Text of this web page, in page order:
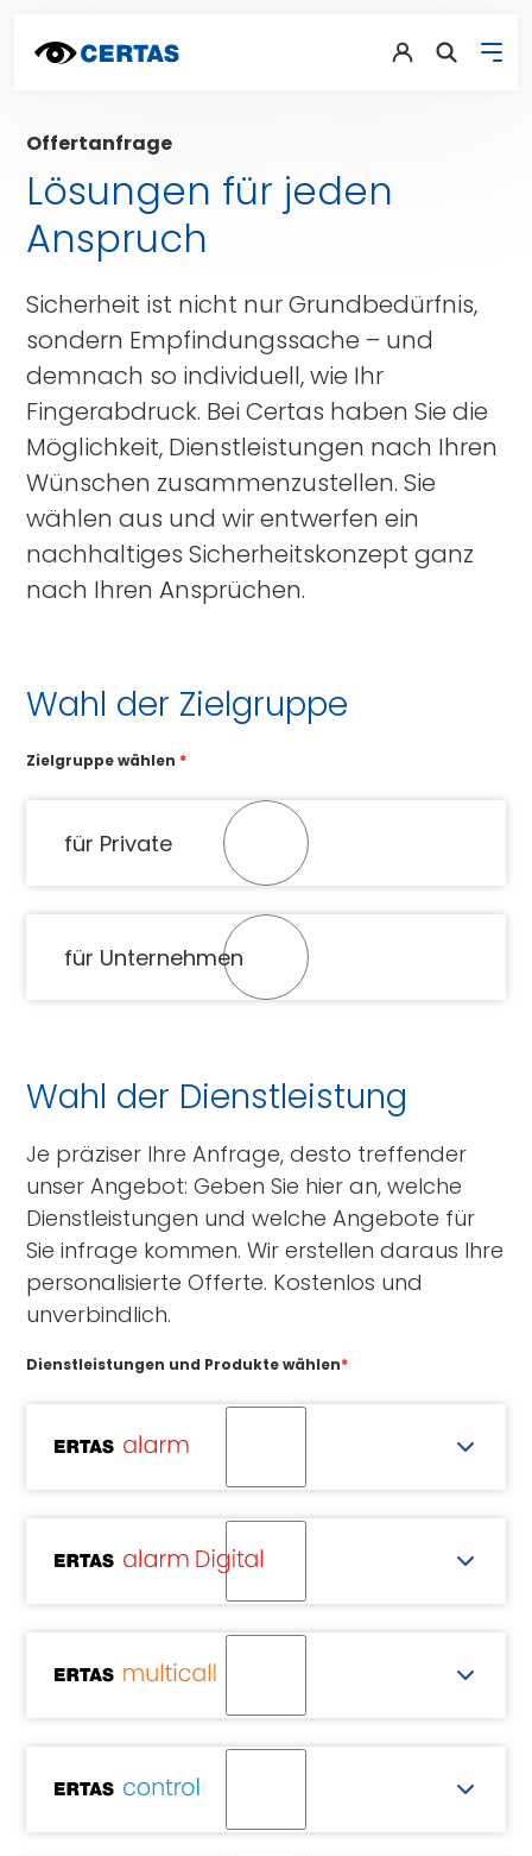
Offertanfrage
Lösungen für jeden
Anspruch
Sicherheit ist nicht nur Grundbedürfnis,
sondern Empfindungssache – und
demnach so individuell, wie Ihr
Fingerabdruck. Bei Certas haben Sie die
Möglichkeit, Dienstleistungen nach Ihren
Wünschen zusammenzustellen. Sie
wählen aus und wir entwerfen ein
nachhaltiges Sicherheitskonzept ganz
nach Ihren Ansprüchen.
Wahl der Zielgruppe
Zielgruppe wählen *
für Private
für Unternehmen
Wahl der Dienstleistung
Je präziser Ihre Anfrage, desto treffender
unser Angebot: Geben Sie hier an, welche
Dienstleistungen und welche Angebote für
Sie infrage kommen. Wir erstellen daraus Ihre
personalisierte Offerte. Kostenlos und
unverbindlich.
Dienstleistungen und Produkte wählen*
CERTAS
Ich habe bereits ein CERTAS
alarm Abo.
CERTAS
CERTAS
CERTAS